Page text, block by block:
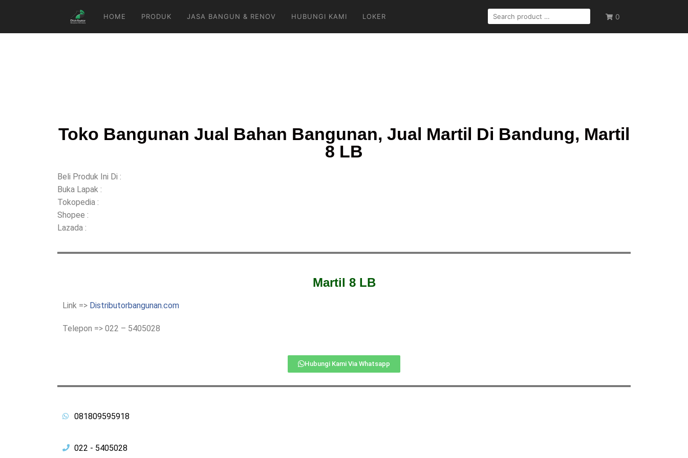
0
HOME PRODUK JASA BANGUN & RENOV HUBUNGI KAMI LOKER
Toko Bangunan Jual Bahan Bangunan, Jual Martil Di Bandung, Martil
8 LB
Beli Produk Ini Di :
Buka Lapak :
Tokopedia :
Shopee :
Lazada :
Martil 8 LB
Link => Distributorbangunan.com
Telepon => 022 – 5405028
Hubungi Kami Via Whatsapp
081809595918
022 - 5405028